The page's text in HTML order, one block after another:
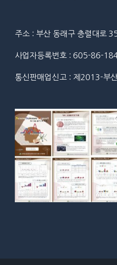
주소 : 부산 동래구 충렬대로
사업자등록번호 : 605-86-
통신판매업신고 : 제2013-부